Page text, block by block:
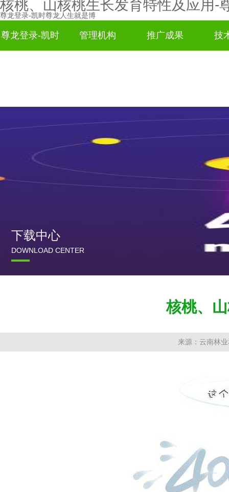
核桃、山核桃生长发育特性及应用-
尊龙登录-凯时尊龙人生就是博
尊龙登录-凯时 管理机构 推广成果 技
下载中心
DOWNLOAD CENTER
核桃、
来源：云南林